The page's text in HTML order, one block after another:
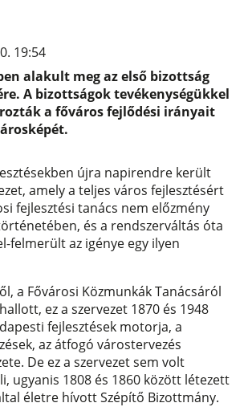
19:54
alakult meg az első bizottság
A bizottságok tevékenységükkel
a főváros fejlődési irányait
újra napirendre került
amely a teljes város fejlesztésért
fejlesztési tanács nem előzmény
és a rendszerváltás óta
felmerült az igénye egy ilyen
a Fővárosi Közmunkák Tanácsáról
ez a szervezet 1870 és 1948
fejlesztések motorja, a
az átfogó várostervezés
De ez a szervezet sem volt
ugyanis 1808 és 1860 között létezett
életre hívott Szépítő Bizottmány.